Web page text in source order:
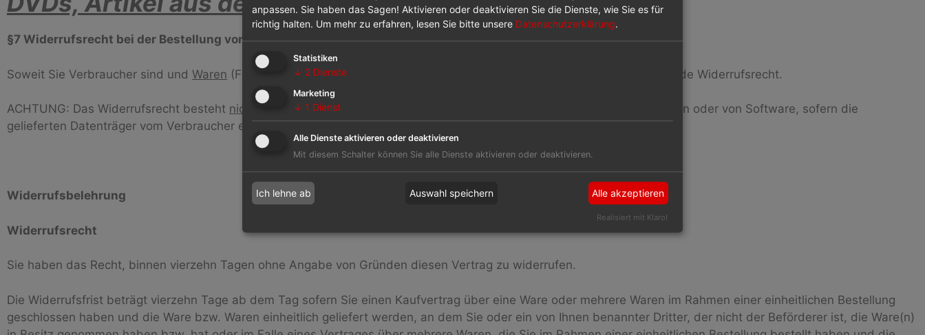
§7 Widerrufsrecht bei der Bestellung vonWaren
Soweit Sie Verbraucher sind und Waren (Fachbücher, CDs, DVDs, Artikel aus dem Fan-Shop) kaufen, gilt das nachstehende Widerrufsrecht.
ACHTUNG: Das Widerrufsrecht besteht nicht
bei Fernabsatzverträgen zur Lieferung von Audio- oder Videoaufzeichnungen oder von Software, sofern die
gelieferten Datenträger vom Verbraucher entsiegelt worden sind.
Widerrufsbelehrung
Widerrufsrecht
Sie haben das Recht, binnen vierzehn Tagen ohne Angabe von Gründen diesen Vertrag zu widerrufen.
Die Widerrufsfrist beträgt vierzehn Tage ab dem Tag sofern Sie einen Kaufvertrag über eine Ware oder mehrere Waren im Rahmen einer einheitlichen Bestellung
geschlossen haben und die Ware bzw. Waren einheitlich geliefert werden, an dem Sie oder ein von Ihnen benannter Dritter, der nicht der Beförderer ist, die Ware(n)
anpassen. Sie haben das Sagen! Aktivieren oder deaktivieren Sie die Dienste, wie Sie es für
richtig halten. Um mehr zu erfahren, lesen Sie bitte unsere Datenschutzerklärung.
Statistiken
↓ 2 Dienste
Marketing
↓ 1 Dienst
Alle Dienste aktivieren oder deaktivieren
Mit diesem Schalter können Sie alle Dienste aktivieren oder deaktivieren.
Ich lehne ab Auswahl speichern Alle akzeptieren
Realisiert mit Klaro!